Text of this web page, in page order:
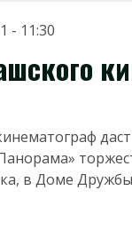
- 11:30
в Доме